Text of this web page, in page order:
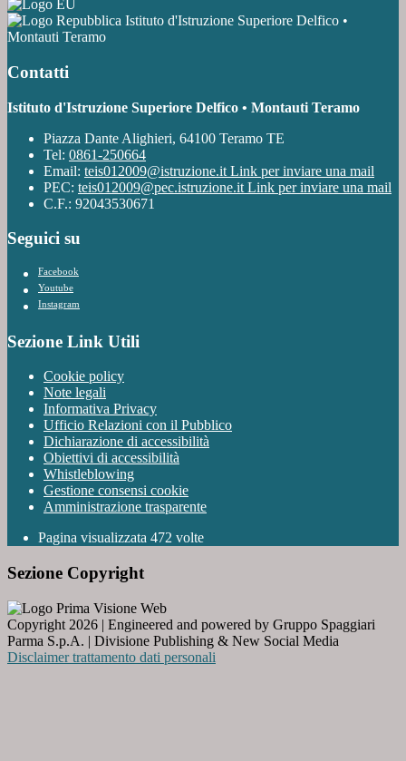
Istituto d'Istruzione Superiore Delfico •
Montauti Teramo
Contatti
Istituto d'Istruzione Superiore Delfico • Montauti Teramo
Piazza Dante Alighieri, 64100 Teramo TE
Tel: 0861-250664
Email: teis012009@istruzione.it Link per inviare una mail
PEC: teis012009@pec.istruzione.it Link per inviare una mail
C.F.: 92043530671
Seguici su
Facebook
Youtube
Instagram
Sezione Link Utili
Cookie policy
Note legali
Informativa Privacy
Ufficio Relazioni con il Pubblico
Dichiarazione di accessibilità
Obiettivi di accessibilità
Whistleblowing
Gestione consensi cookie
Amministrazione trasparente
Pagina visualizzata 472 volte
Sezione Copyright
Copyright 2026 | Engineered and powered by Gruppo Spaggiari
Parma S.p.A. | Divisione Publishing & New Social Media
Disclaimer trattamento dati personali